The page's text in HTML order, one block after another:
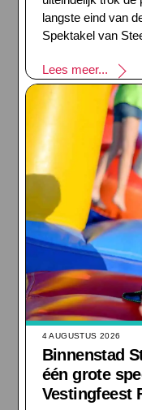
langste eind van
Spektakel van
Lees meer...
4 AUGUSTUS 2026
Binnenstad
één grote
Vestingfeest